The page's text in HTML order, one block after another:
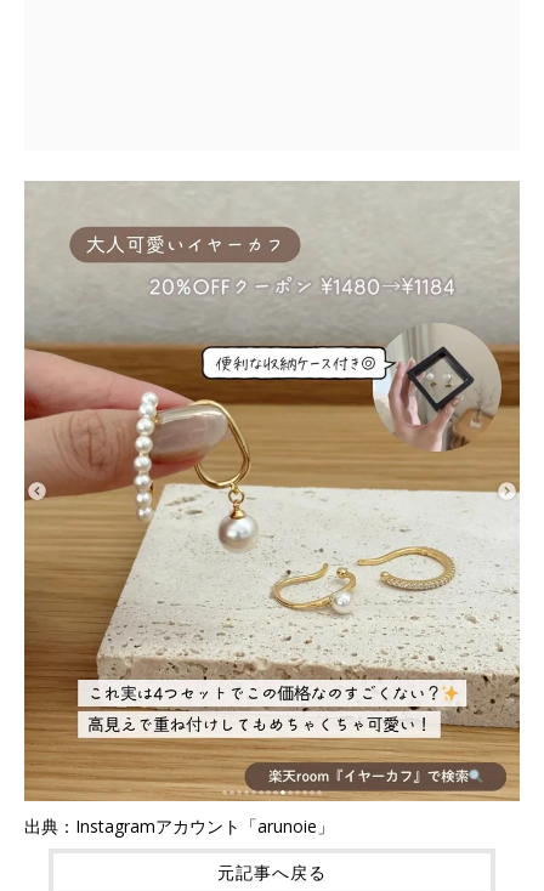
出典：Instagramアカウント「arunoie」
元記事へ戻る